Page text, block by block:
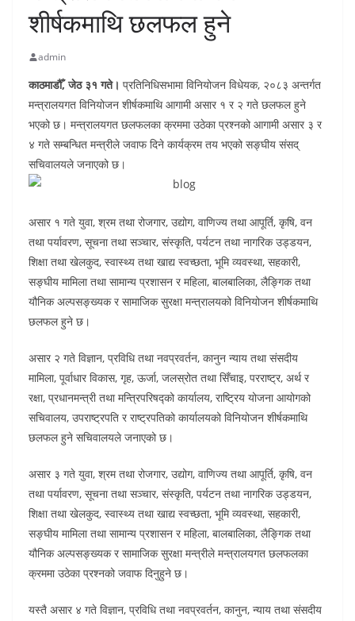
शीर्षकमाथि छलफल हुने
admin
काठमाडौँ, जेठ ३१ गते। प्रतिनिधिसभामा विनियोजन विधेयक, २०८३ अन्तर्गत
मन्त्रालयगत विनियोजन शीर्षकमाथि आगामी असार १ र २ गते छलफल हुने
भएको छ। मन्त्रालयगत छलफलका क्रममा उठेका प्रश्नको आगामी असार ३ र
४ गते सम्बन्धित मन्त्रीले जवाफ दिने कार्यक्रम तय भएको सङ्घीय संसद्
सचिवालयले जनाएको छ।
असार १ गते युवा, श्रम तथा रोजगार, उद्योग, वाणिज्य तथा आपूर्ति, कृषि, वन
तथा पर्यावरण, सूचना तथा सञ्चार, संस्कृति, पर्यटन तथा नागरिक उड्डयन,
शिक्षा तथा खेलकुद, स्वास्थ्य तथा खाद्य स्वच्छता, भूमि व्यवस्था, सहकारी,
सङ्घीय मामिला तथा सामान्य प्रशासन र महिला, बालबालिका, लैङ्गिक तथा
यौनिक अल्पसङ्ख्यक र सामाजिक सुरक्षा मन्त्रालयको विनियोजन शीर्षकमाथि
छलफल हुने छ।
असार २ गते विज्ञान, प्रविधि तथा नवप्रवर्तन, कानुन न्याय तथा संसदीय
मामिला, पूर्वाधार विकास, गृह, ऊर्जा, जलस्रोत तथा सिँचाइ, परराष्ट्र, अर्थ र
रक्षा, प्रधानमन्त्री तथा मन्त्रिपरिषद्को कार्यालय, राष्ट्रिय योजना आयोगको
सचिवालय, उपराष्ट्रपति र राष्ट्रपतिको कार्यालयको विनियोजन शीर्षकमाथि
छलफल हुने सचिवालयले जनाएको छ।
असार ३ गते युवा, श्रम तथा रोजगार, उद्योग, वाणिज्य तथा आपूर्ति, कृषि, वन
तथा पर्यावरण, सूचना तथा सञ्चार, संस्कृति, पर्यटन तथा नागरिक उड्डयन,
शिक्षा तथा खेलकुद, स्वास्थ्य तथा खाद्य स्वच्छता, भूमि व्यवस्था, सहकारी,
सङ्घीय मामिला तथा सामान्य प्रशासन र महिला, बालबालिका, लैङ्गिक तथा
यौनिक अल्पसङ्ख्यक र सामाजिक सुरक्षा मन्त्रीले मन्त्रालयगत छलफलका
क्रममा उठेका प्रश्नको जवाफ दिनुहुने छ।
यस्तै असार ४ गते विज्ञान, प्रविधि तथा नवप्रवर्तन, कानुन, न्याय तथा संसदीय